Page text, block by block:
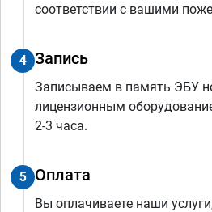
соответствии с вашими
4 Запись
Записываем в память ЭБУ
лицензионным
2-3 часа.
5 Оплата
Вы оплачиваете наши